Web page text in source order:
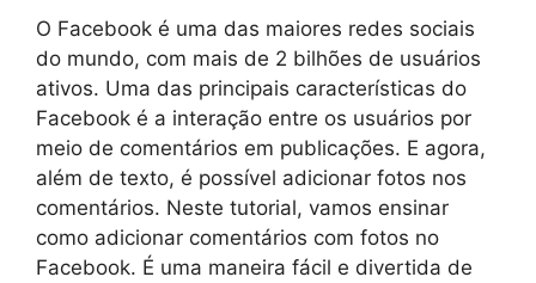
O Facebook é uma das maiores redes sociais
do mundo, com mais de 2 bilhões de usuários
ativos. Uma das principais características do
Facebook é a interação entre os usuários por
meio de comentários em publicações. E agora,
além de texto, é possível adicionar fotos nos
comentários. Neste tutorial, vamos ensinar
como adicionar comentários com fotos no
Facebook. É uma maneira fácil e divertida de